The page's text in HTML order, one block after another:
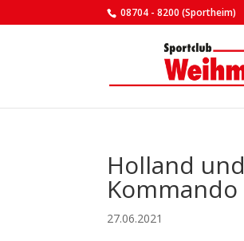
08704 - 8200 (Sportheim)
Holland
Kommando
27.06.2021